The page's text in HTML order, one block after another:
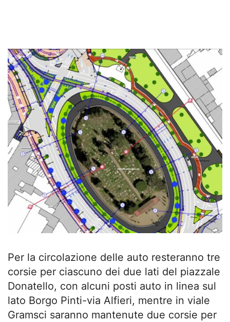
Per la circolazione delle auto resteranno tre
corsie per ciascuno dei due lati del piazzale
Donatello, con alcuni posti auto in linea sul
lato Borgo Pinti-via Alfieri, mentre in viale
Gramsci saranno mantenute due corsie per